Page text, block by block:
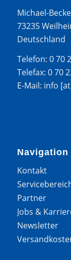
Michael-
73235
Deutschland
Telefon: 0 70
Telefax: 0 70
E-Mail: info
Navigation
Kontakt
Partner
Jobs &
Newsletter